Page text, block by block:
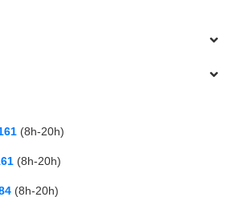
(8h-20h)
(8h-20h)
(8h-20h)